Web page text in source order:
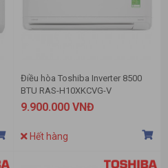
Điều hòa Toshiba Inverter 8500
BTU RAS-H10XKCVG-V
9.900.000 VNĐ
Hết hàng